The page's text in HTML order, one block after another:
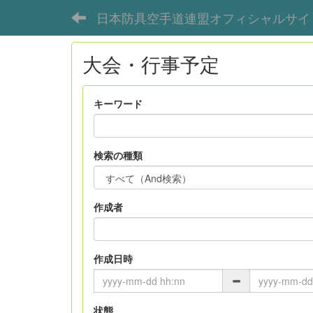
日本防具空手道連盟オフィシャルサ
大会・行事予定
キーワード
検索の種類
作成者
作成日時
状態